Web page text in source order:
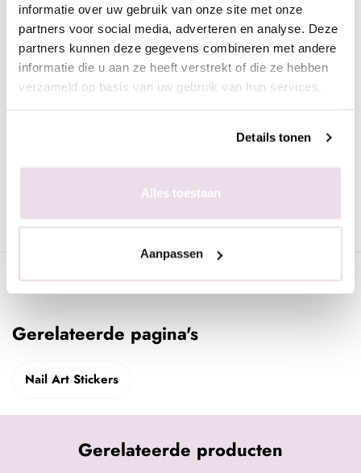
informatie over uw gebruik van onze site met onze
partners voor social media, adverteren en analyse. Deze
partners kunnen deze gegevens combineren met andere
informatie die u aan ze heeft verstrekt of die ze hebben
verzameld op basis van uw gebruik van hun services.
Details tonen
Alles toestaan
Aanpassen
gebruikt worden zonder extra's maar uiteraard zijn ze ook erg
leuk om te combineren met andere nailart zoals glitters,
spidergel en nog veel meer.
Werkwijze
bijvoorbeeld colorgel of gelpolish en hard deze uit
- Plaats de sticker met een pincet op de gewenste plaats
- Lak de gehele nagel inclusief sticker af met een topcoat naar
Specificaties
Gerelateerde pagina's
Nail Art Stickers
Gerelateerde producten